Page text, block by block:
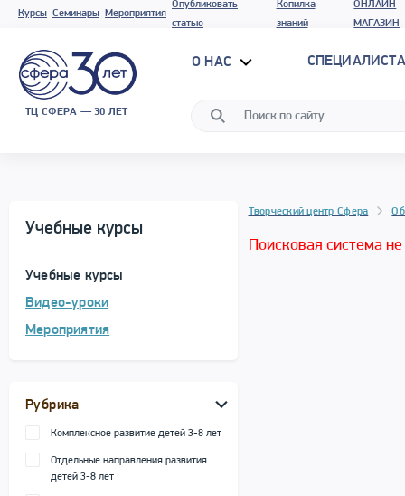
Курсы Семинары Мероприятия
Опубликовать
статью
Копилка
знаний
ОНЛАЙН
МАГАЗИН
ТЦ СФЕРА — 30 ЛЕТ
О НАС
Учебные курсы
Учебные курсы
Видео-уроки
Мероприятия
Рубрика
Комплексное развитие детей 3-8 лет
Отдельные направления развития
детей 3-8 лет
Творческий центр Сфера
Поисковая система